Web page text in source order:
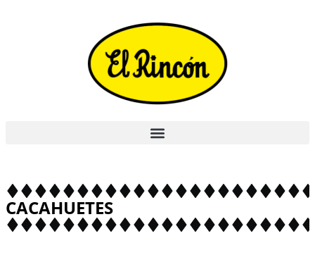
CACAHUETES